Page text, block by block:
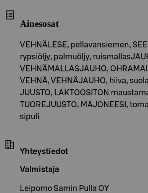
Ainesosat
VEHNÄLESE, pellavansiemen,
rypsiöljy, palmuöljy,
VEHNÄMALLASJAUHO,
VEHNÄ, VEHNÄJAUHO, hiiva,
JUUSTO, LAKTOOSITON
TUOREJUUSTO, MAJONEESI,
sipuli
Yhteystiedot
Valmistaja
Leipomo Samin Pulla OY